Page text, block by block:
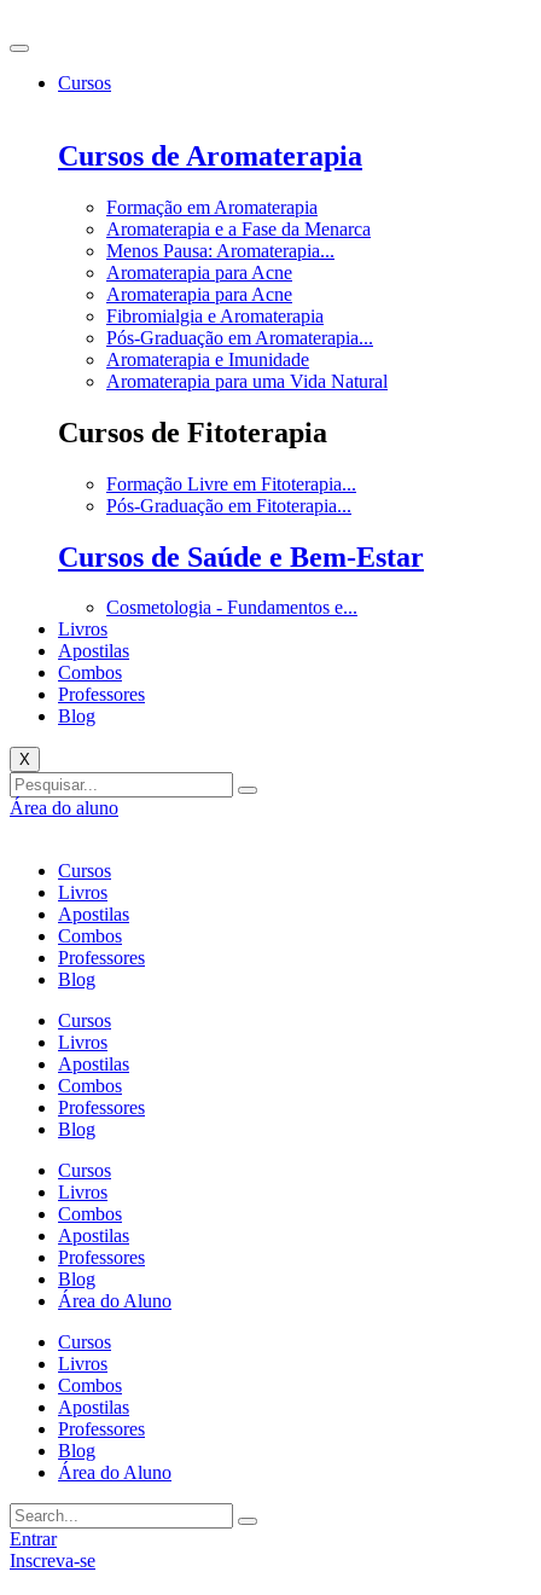
para
conteúdoCursos
Cursos de Aromaterapia
Formação em Aromaterapia
Aromaterapia e a Fase da Menarca
Menos Pausa: Aromaterapia...
Aromaterapia para Acne
Aromaterapia para Acne
Fibromialgia e Aromaterapia
Pós-Graduação em Aromaterapia...
Aromaterapia e Imunidade
Aromaterapia para uma Vida Natural
Cursos de Fitoterapia
Formação Livre em Fitoterapia...
Pós-Graduação em Fitoterapia...
Cursos de Saúde e Bem-Estar
Cosmetologia - Fundamentos e...
Livros
Apostilas
Combos
Professores
Blog
X
Área do aluno
Cursos
Livros
Apostilas
Combos
Professores
Blog
Cursos
Livros
Apostilas
Combos
Professores
Blog
Cursos
Livros
Combos
Apostilas
Professores
Blog
Área do Aluno
Cursos
Livros
Combos
Apostilas
Professores
Blog
Área do Aluno
Entrar
Inscreva-se